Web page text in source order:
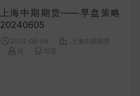
上海中期期货——早盘策略
20240605
2024-06-04
上海中期期货
洪
12 页